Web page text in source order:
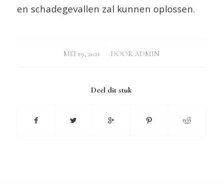
en schadegevallen zal kunnen oplossen.
MEI 19, 2021
/ DOORADMIN
Deel dit stuk